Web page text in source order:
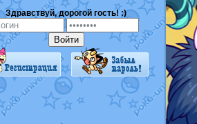
Здравствуй, дорогой гость! :)